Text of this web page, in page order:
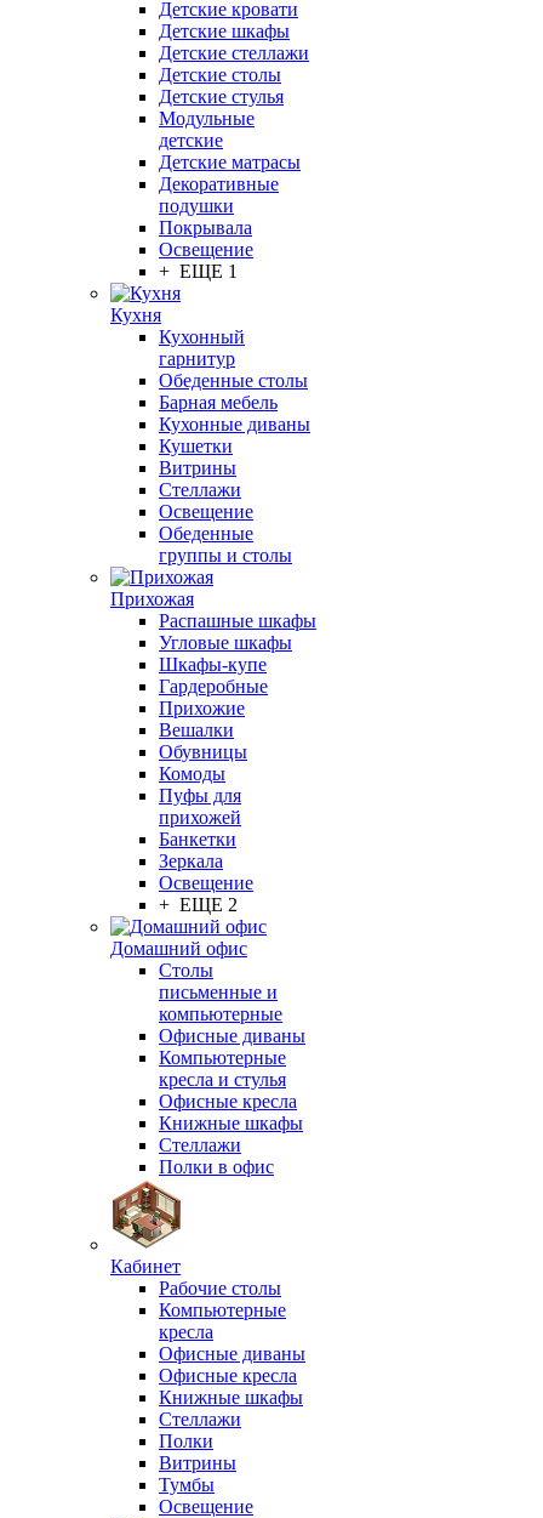
Детские кровати
Детские шкафы
Детские стеллажи
Детские столы
Детские стулья
Модульные
детские
Детские матрасы
Декоративные
подушки
Покрывала
Освещение
+ ЕЩЕ 1
Кухня
Кухонный
гарнитур
Обеденные столы
Барная мебель
Кухонные диваны
Кушетки
Витрины
Стеллажи
Освещение
Обеденные
группы и столы
Прихожая
Распашные шкафы
Угловые шкафы
Шкафы-купе
Гардеробные
Прихожие
Вешалки
Обувницы
Комоды
Пуфы для
прихожей
Банкетки
Зеркала
Освещение
+ ЕЩЕ 2
Домашний офис
Столы
письменные и
компьютерные
Офисные диваны
Компьютерные
кресла и стулья
Офисные кресла
Книжные шкафы
Стеллажи
Полки в офис
Кабинет
Рабочие столы
Компьютерные
кресла
Офисные диваны
Офисные кресла
Книжные шкафы
Стеллажи
Полки
Витрины
Тумбы
Освещение